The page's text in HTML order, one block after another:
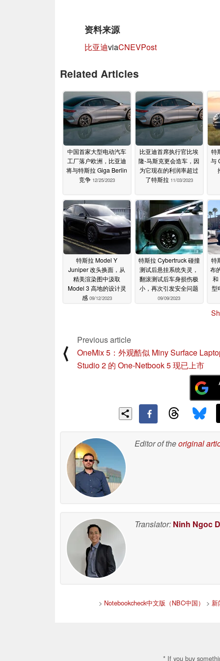
资料来源
比亚迪viaCNEVPost
Related Articles
中国首家大型电动汽车
工厂落户欧洲，比亚迪
将与特斯拉 Giga Berlin
竞争 12/25/2023
比亚迪首席执行官比埃
隆-马斯克更会造车，因
为它现在的利润率超过
了特斯拉 11/03/2023
特
与
特斯拉 Model Y
Juniper 改头换面，从
精美渲染图中汲取
Model 3 高地的设计灵
感 09/12/2023
特斯拉 Cybertruck 碰撞
测试后悬挂系统失灵，
翻滚测试后车身损伤极
小，再次引发安全问题
09/09/2023
特
布
和
型
⟨
Previous article
OneMix 5：外观酷似 Miny Surface
Studio 2 的 One-Netbook 5 现已上市
Editor of theoriginal
Translator: Ninh Ngoc
> Notebookcheck中文版（NBC中国） > 新
* If you buy